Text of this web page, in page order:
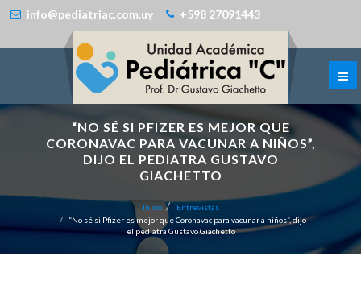
info@pediatriac.com.uy +598 27091443
“NO SÉ SI PFIZER ES MEJOR QUE
CORONAVAC PARA VACUNAR A NIÑOS”,
DIJO EL PEDIATRA GUSTAVO
GIACHETTO
Inicio
Entrevistas
“No sé si Pfizer es mejor que Coronavac para vacunar a niños”, dijo
el pediatra Gustavo Giachetto